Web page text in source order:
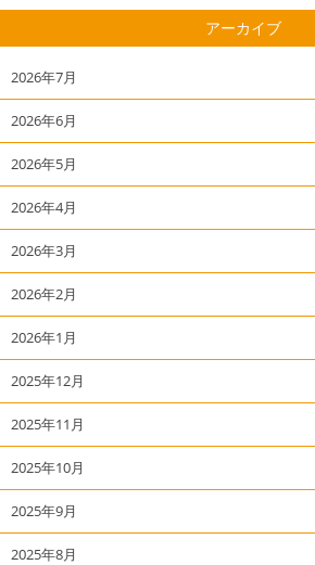
アーカイブ
2026年7月
2026年6月
2026年5月
2026年4月
2026年3月
2026年2月
2026年1月
2025年12月
2025年11月
2025年10月
2025年9月
2025年8月